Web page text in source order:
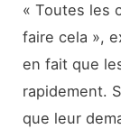
« Toutes les
faire cela »,
en fait que
rapidement.
que leur